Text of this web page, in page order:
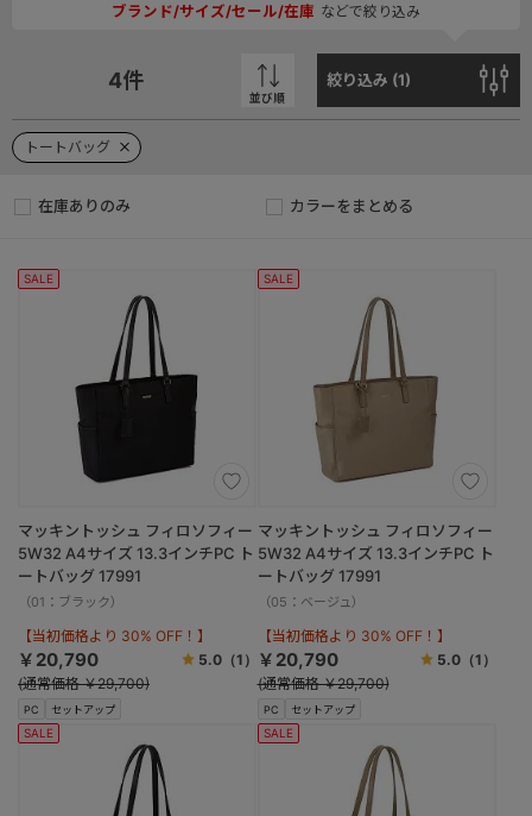
ブランド/サイズ/セール/在庫 などで絞り込み
4件
並び順
絞り込み (1)
トートバッグ
在庫ありのみ カラーをまとめる
SALE
PC セットアップ
マッキントッシュ フィロソフィー
5W32 A4サイズ 13.3インチPC ト
ートバッグ 17991
（01：ブラック）
【当初価格より 30% OFF！】
￥20,790 5.0（1）
(通常価格 ￥29,700)
SALE
PC セットアップ
マッキントッシュ フィロソフィー
5W32 A4サイズ 13.3インチPC ト
ートバッグ 17991
（05：ベージュ）
【当初価格より 30% OFF！】
￥20,790 5.0 （1）
(通常価格 ￥29,700)
SALE SALE